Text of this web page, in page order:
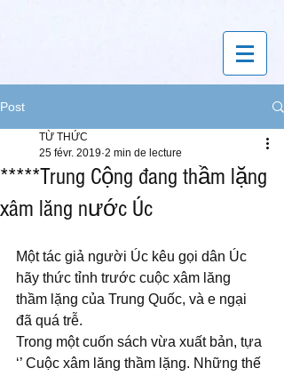
Post
*****Trung Cộng đang thầm lặng
xâm lăng nước Úc
TỪ THỨC
25 févr. 2019 2 min de lecture
Một tác giả người Úc kêu gọi dân Úc
hãy thức tỉnh trước cuộc xâm lăng
thầm lặng của Trung Quốc, và e ngại
đã quá trễ.
Trong một cuốn sách vừa xuất bản, tựa
‘’ Cuộc xâm lăng thầm lặng. Những thế